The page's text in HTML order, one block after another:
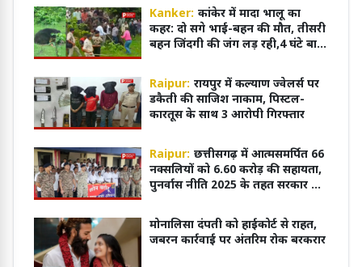
Kanker: कांकेर में मादा भालू का
कहर: दो सगे भाई-बहन की मौत, तीसरी
बहन जिंदगी की जंग लड़ रही,4 घंटे बाद
Raipur: रायपुर में कल्याण ज्वेलर्स पर
डकैती की साजिश नाकाम, पिस्टल-
कारतूस के साथ 3 आरोपी गिरफ्तार
Raipur: छत्तीसगढ़ में आत्मसमर्पित 66
नक्सलियों को 6.60 करोड़ की सहायता,
पुनर्वास नीति 2025 के तहत सरकार का
मोनालिसा दंपती को हाईकोर्ट से राहत,
जबरन कार्रवाई पर अंतरिम रोक बरकरार